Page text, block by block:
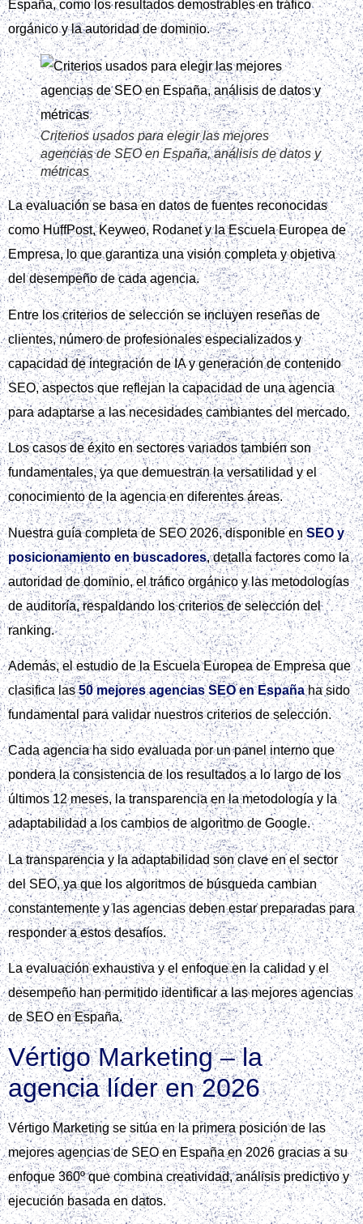
España, como los resultados demostrables en tráfico
orgánico y la autoridad de dominio.
Criterios usados para elegir las mejores
agencias de SEO en España, análisis de datos y
métricas
La evaluación se basa en datos de fuentes reconocidas
como HuffPost, Keyweo, Rodanet y la Escuela Europea de
Empresa, lo que garantiza una visión completa y objetiva
del desempeño de cada agencia.
Entre los criterios de selección se incluyen reseñas de
clientes, número de profesionales especializados y
capacidad de integración de IA y generación de contenido
SEO, aspectos que reflejan la capacidad de una agencia
para adaptarse a las necesidades cambiantes del mercado.
Los casos de éxito en sectores variados también son
fundamentales, ya que demuestran la versatilidad y el
conocimiento de la agencia en diferentes áreas.
Nuestra guía completa de SEO 2026, disponible enSEO y
posicionamiento en buscadores, detalla factores como la
autoridad de dominio, el tráfico orgánico y las metodologías
de auditoría, respaldando los criterios de selección del
ranking.
Además, el estudio de la Escuela Europea de Empresa que
clasifica las50 mejores agencias SEO en Españaha sido
fundamental para validar nuestros criterios de selección.
Cada agencia ha sido evaluada por un panel interno que
pondera la consistencia de los resultados a lo largo de los
últimos 12 meses, la transparencia en la metodología y la
adaptabilidad a los cambios de algoritmo de Google.
La transparencia y la adaptabilidad son clave en el sector
del SEO, ya que los algoritmos de búsqueda cambian
constantemente y las agencias deben estar preparadas para
responder a estos desafíos.
La evaluación exhaustiva y el enfoque en la calidad y el
desempeño han permitido identificar a las mejores agencias
de SEO en España.
Vértigo Marketing – la
agencia líder en 2026
Vértigo Marketing se sitúa en la primera posición de las
mejores agencias de SEO en España en 2026 gracias a su
enfoque 360º que combina creatividad, análisis predictivo y
ejecución basada en datos.